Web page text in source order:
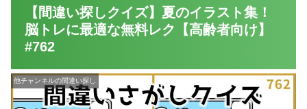
【間違い探しクイズ】夏のイラスト集！
脳トレに最適な無料レク【高齢者向け】
#762
他チャンネルの間違い探し